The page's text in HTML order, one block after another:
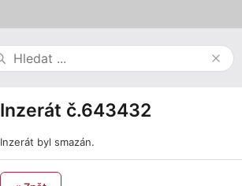
Inzerát č.643432
Inzerát byl smazán.